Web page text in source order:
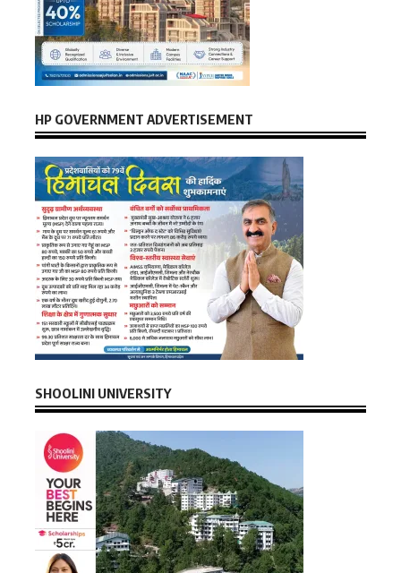
HP GOVERNMENT ADVERTISEMENT
SHOOLINI UNIVERSITY